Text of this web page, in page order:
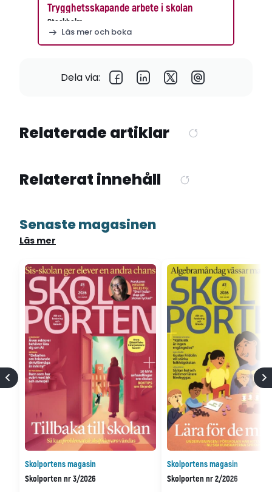
Trygghetsskapande arbete i skolan
Stockholm
Läs mer och boka
Dela via:
Relaterade artiklar
Relaterat innehåll
Senaste magasinen
Läs mer
Skolportens magasin
Skolporten nr 3/2026
Skolportens magasin
Skolporten nr 2/2026